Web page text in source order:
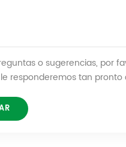
o sugerencias, por
responderemos tan